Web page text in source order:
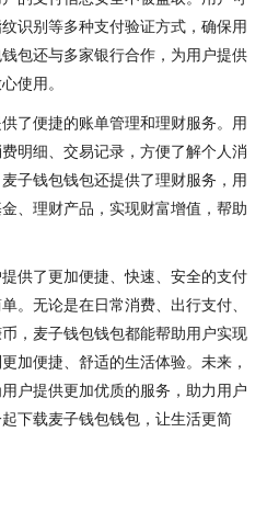
识别等多种支付验证方式，确保用
包还与多家银行合作，为用户提供
使用。
了便捷的账单管理和理财服务。用
明细、交易记录，方便了解个人消
子钱包钱包还提供了理财服务，用
、理财产品，实现财富增值，帮助
供了更加便捷、快速、安全的支付
。无论是在日常消费、出行支付、
，麦子钱包钱包都能帮助用户实现
加便捷、舒适的生活体验。未来，
户提供更加优质的服务，助力用户
下载麦子钱包钱包，让生活更简